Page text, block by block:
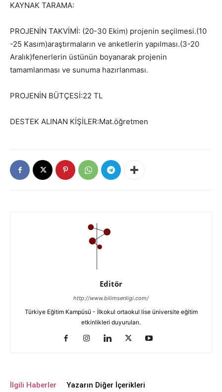
KAYNAK TARAMA:
PROJENİN TAKVİMİ: (20-30 Ekim) projenin seçilmesi.(10
-25 Kasım)araştırmaların ve anketlerin yapılması.(3-20
Aralık)fenerlerin üstünün boyanarak projenin
tamamlanması ve sunuma hazırlanması.
PROJENİN BÜTÇESİ:22 TL
DESTEK ALINAN KİŞİLER:Mat.öğretmen
Editör
http://www.bilimsenligi.com/
Türkiye Eğitim Kampüsü - İlkokul ortaokul lise üniversite eğitim
etkinlikleri duyuruları.
İlgili Haberler Yazarın Diğer İçerikleri